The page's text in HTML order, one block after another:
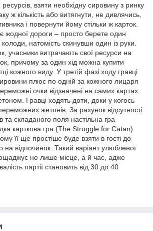
ресурсів, взяти необхідну сировину з ринку
ж кількість або витягнути, не дивлячись,
і повернути йому стільки ж карток.
жодної дороги – просто берете один
колоди, натомість скинувши один із руки.
учасники витрачають свої ресурси на
причому за один хід можна купити
кожного виду. У третій фазі ходу гравці
плюс по одній за кожного лицаря
очки відзначені на самих картах
Гравці ходять доти, доки у когось
жетонів. За рахунок відсутності
та складаного поля настільна гра
карткова гра (The Struggle for Catan)
її ще простіше буде взяти в гості до
на відпочинок. Такий варіант улюбленої
не лише місце, а й час, адже
партії становить від 30 до 40